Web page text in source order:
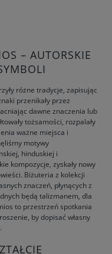
– AUTORSKIE
różne tradycje, zapisując
przenikały przez
dawne znaczenia lub
tożsamości, rozpalały
ważne miejsca i
motywy
hinduskiej i
kompozycje, zyskały nowy
Biżuteria z kolekcji
znaczeń, płynących z
będą talizmanem, dla
to przestrzeń spotkania
by dopisać własny